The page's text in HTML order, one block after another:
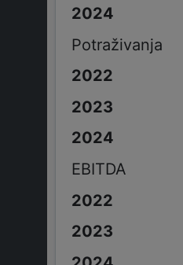
Potraživanja
EBITDA